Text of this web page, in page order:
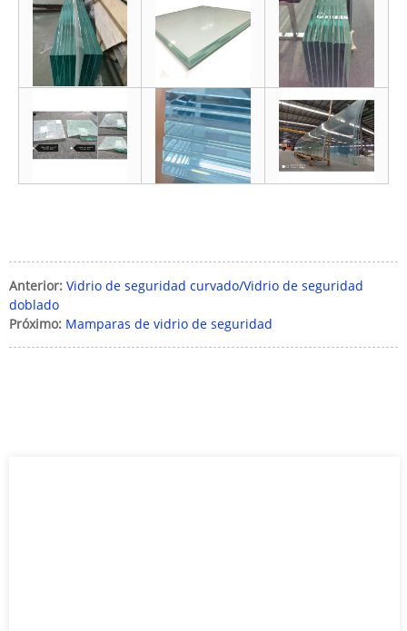
Anterior: Vidrio de seguridad curvado/Vidrio de seguridad
doblado
Próximo: Mamparas de vidrio de seguridad